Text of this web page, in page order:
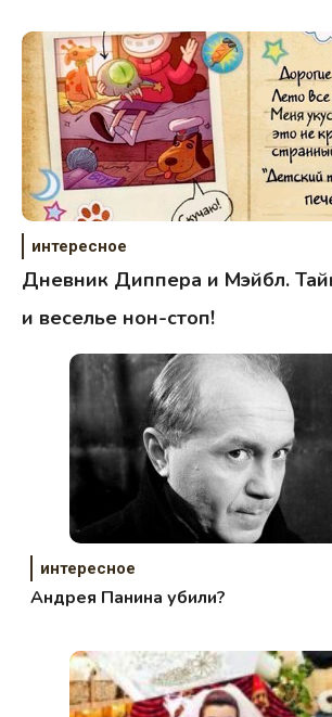
интересное
Дневник Диппера и Мэйбл.
и веселье нон-стоп!
интересное
Андрея Панина убили?